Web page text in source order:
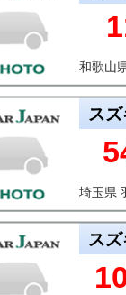
和歌山
スズ
埼玉県
スズ